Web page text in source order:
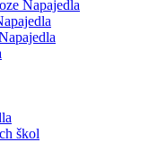
Napajedla
škol